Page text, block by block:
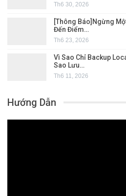
Th6 30, 2026
[Thông Báo]Ngừng
Đến Điểm…
Th6 23, 2026
Vì Sao Chỉ Backup
Sao Lưu…
Th6 11, 2026
Hướng Dẫn